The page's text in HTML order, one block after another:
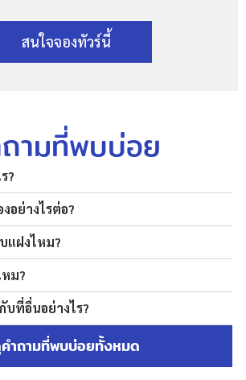
สนใจจองทัวร์นี้
ามที่พบบ่อย
?
อย่างไรต่อ?
แฝงไหม?
ม?
ที่อื่นอย่างไร?
ำถามที่พบบ่อยทั้งหมด